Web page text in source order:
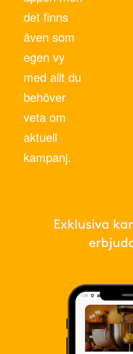
det finns
även som
egen vy
med allt du
behöver
veta om
aktuell
kampanj.